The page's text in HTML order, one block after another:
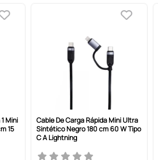
Mini
15
Cable De Carga Rápida Mini Ultra
Sintético Negro 180 cm 60 W Tipo
C A Lightning